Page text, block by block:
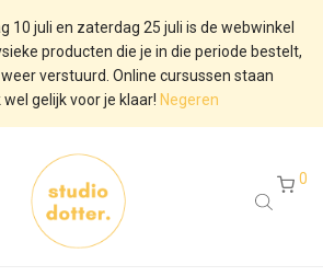
10 juli en zaterdag 25 juli is de webwinkel
producten die je in die periode bestelt,
verstuurd. Online cursussen staan
gelijk voor je klaar! Negeren
0